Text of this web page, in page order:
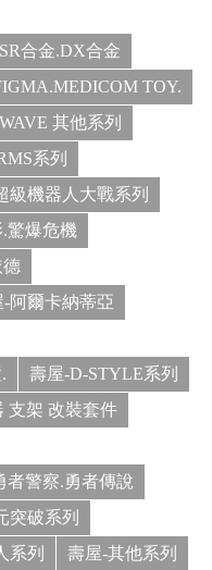
合金.DX合金
TOY.
WAVE 其他系列
系列
級機器人大戰系列
驚爆危機
-阿爾卡納蒂亞
壽屋-D-STYLE系列
支架 改裝套件
者警察.勇者傳說
突破系列
系列
壽屋-其他系列